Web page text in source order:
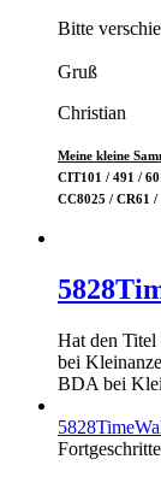
Bitte
Gruß
Christian
Meine kleine
CIT101 / 491 /
CC8025 / CR61
Hat den Titel
bei
BDA bei